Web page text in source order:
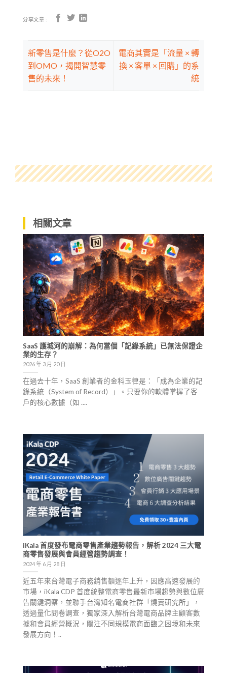
分享文章 :
新零售是什麼？從O2O
到OMO，揭開智慧零
售的未來！
電商其實是「流量 × 轉
換 × 客單 × 回購」的系
統
相關文章
SaaS 護城河的崩解：為何當個「記錄系統」已無法保證企
業的生存？
2026 年 3 月 20 日
在過去十年，SaaS 創業者的金科玉律是：「成為企業的記
錄系統（System of Record）」。只要你的軟體掌握了客
戶的核心數據（如 ....
iKala 首度發布電商零售產業趨勢報告，解析 2024 三大電
商零售發展與會員經營趨勢調查！
2024 年 6 月 28 日
近五年來台灣電子商務銷售額逐年上升，因應高速發展的
市場，iKala CDP 首度統整電商零售最新市場趨勢與數位廣
告關鍵洞察，並聯手台灣知名電商社群「燒賣研究所」，
透過量化問卷調查，獨家深入解析台灣電商品牌主顧客數
據和會員經營概況，關注不同規模電商面臨之困境和未來
發展方向！..